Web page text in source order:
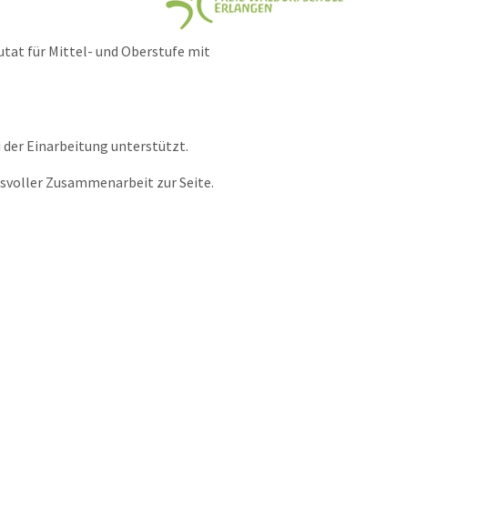
für Mittel- und Oberstufe mit
der Einarbeitung unterstützt.
Zusammenarbeit zur Seite.